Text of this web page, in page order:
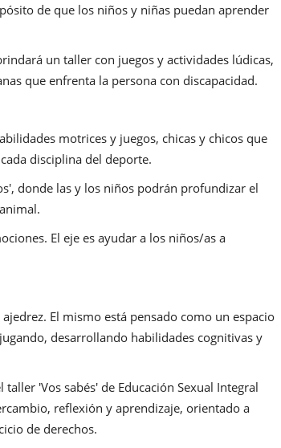
de que los niños y niñas puedan aprender
un taller con juegos y actividades lúdicas,
que enfrenta la persona con discapacidad.
motrices y juegos, chicas y chicos que
disciplina del deporte.
donde las y los niños podrán profundizar el
El eje es ayudar a los niños/as a
El mismo está pensado como un espacio
desarrollando habilidades cognitivas y
'Vos sabés' de Educación Sexual Integral
reflexión y aprendizaje, orientado a
de derechos.